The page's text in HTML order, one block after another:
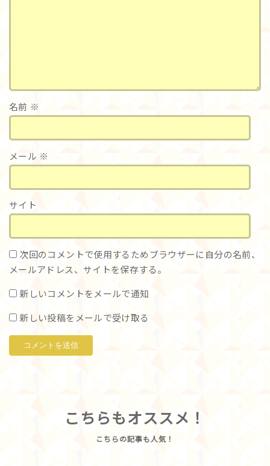
名前 ※
メール ※
サイト
次回のコメントで使用するためブラウザーに自分の名前、
メールアドレス、サイトを保存する。
新しいコメントをメールで通知
新しい投稿をメールで受け取る
こちらもオススメ！